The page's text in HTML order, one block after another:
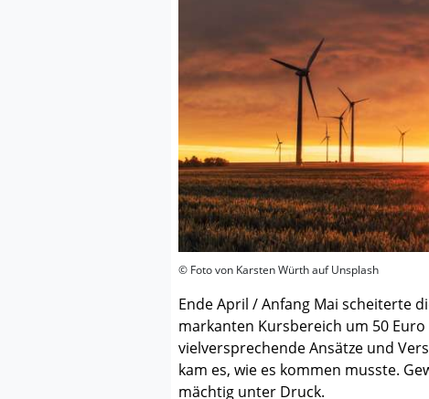
© Foto von Karsten Würth auf Unsplash
Ende April / Anfang Mai scheiterte
markanten Kursbereich um 50
vielversprechende Ansätze und
kam es, wie es kommen musste.
mächtig unter Druck.